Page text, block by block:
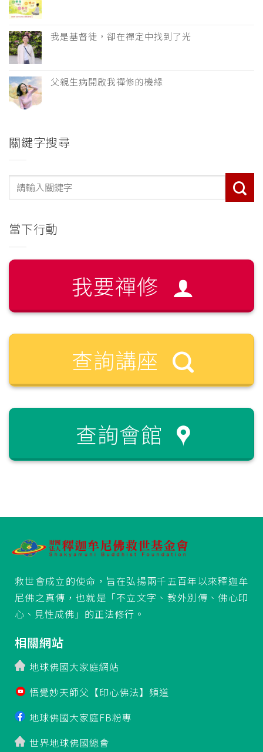
我是基督徒，卻在禪定中找到了光
父親生病開啟我禪修的機緣
關鍵字搜尋
當下行動
我要禪修
查詢講座
查詢會館
救世會成立的使命，旨在弘揚兩千五百年以來釋迦牟
尼佛之真傳，也就是「不立文字、教外別傳、佛心印
心、見性成佛」的正法修行。
相關網站
地球佛國大家庭網站
悟覺妙天師父【印心佛法】頻道
地球佛國大家庭FB粉專
世界地球佛國總會